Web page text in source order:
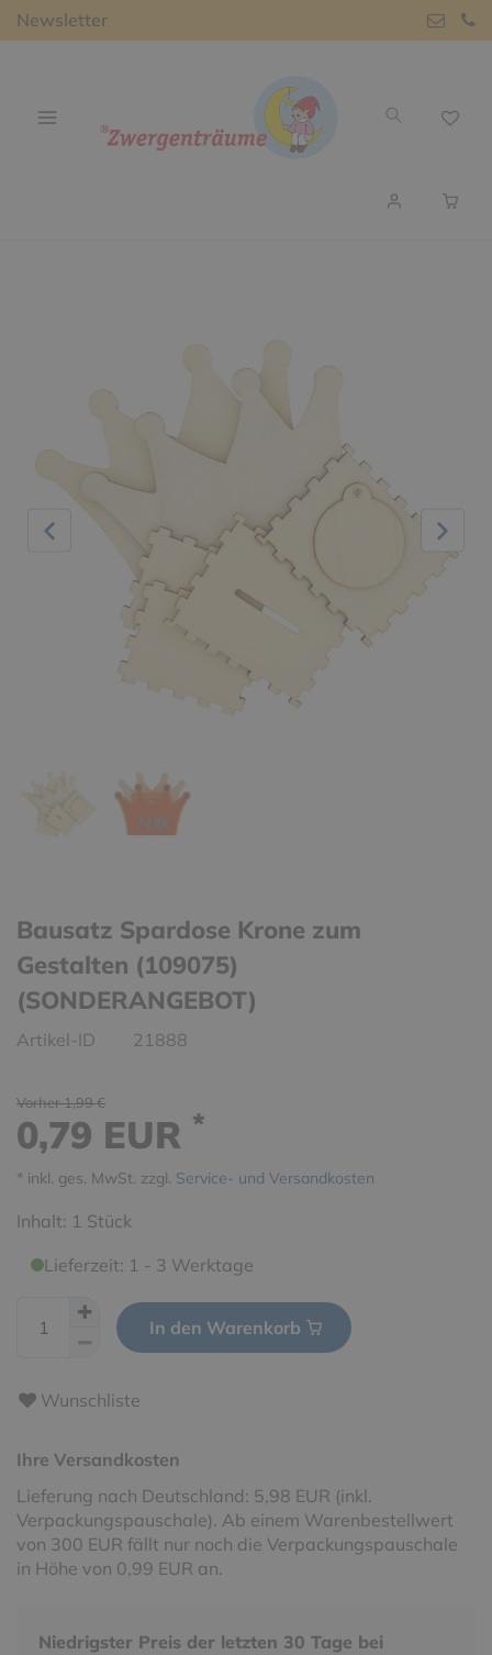
Newsletter
Bausatz Spardose Krone zum
Gestalten (109075)
(SONDERANGEBOT)
Artikel-ID 21888
Vorher 1,99 €
0,79 EUR *
* inkl. ges. MwSt. zzgl. Service- und Versandkosten
Inhalt: 1 Stück
Lieferzeit: 1 - 3 Werktage
In den Warenkorb
Wunschliste
Ihre Versandkosten
Lieferung nach Deutschland: 5,98 EUR (inkl.
Verpackungspauschale). Ab einem Warenbestellwert
von 300 EUR fällt nur noch die Verpackungspauschale
in Höhe von 0,99 EUR an.
Niedrigster Preis der letzten 30 Tage bei